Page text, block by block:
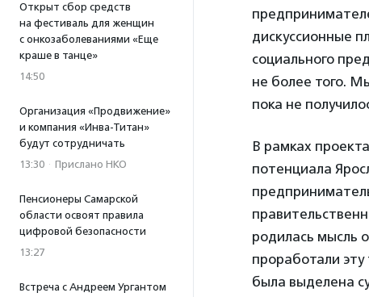
Открыт сбор средств
на фестиваль для женщин
с онкозаболеваниями «Еще
краше в танце»
14:50
Организация «Продвижение»
и компания «Инва-Титан»
будут сотрудничать
13:30 · Прислано НКО
Пенсионеры Самарской
области освоят правила
цифровой безопасности
13:27
Встреча с Андреем Ургантом
дискуссионные
социального
не более того.
пока не
В рамках
потенциала
родилась мысль
проработали эту
была выделена